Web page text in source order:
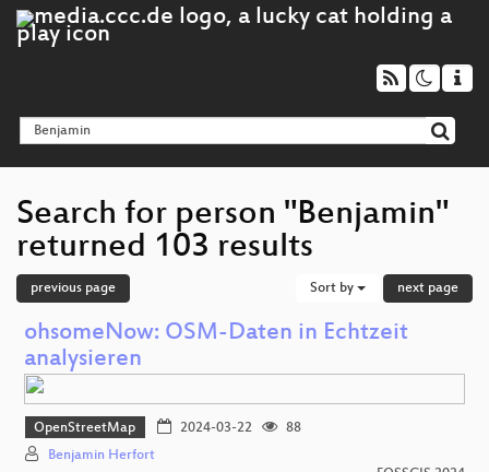
Search for person "Benjamin"
returned 103 results
previous page Sort by next page
ohsomeNow: OSM-Daten in Echtzeit
analysieren
OpenStreetMap 2024-03-22
88
Benjamin Herfort